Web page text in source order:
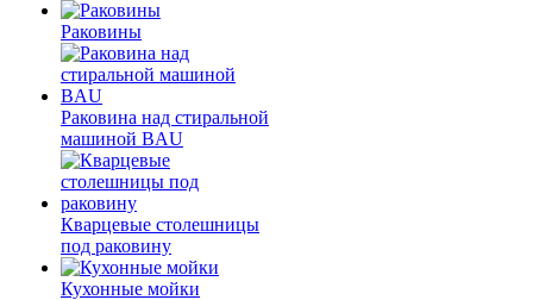
Раковины
Раковина над стиральной
машиной BAU
Кварцевые столешницы
под раковину
Кухонные мойки